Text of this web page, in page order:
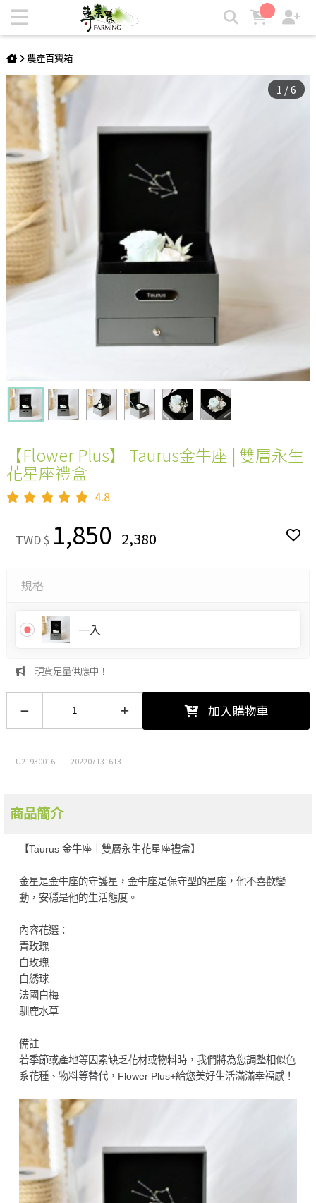
【Flower Plus】 Taurus金牛座 | 雙層永生花星座禮盒 | 專業農
農產百寶箱
1 /6
【Flower Plus】 Taurus金牛座 | 雙層永生
花星座禮盒
4.8
TWD $ 1,850 2,380
規格
一入
現貨足量供應中！
加入購物車
U21930016 202207131613
商品簡介
【Taurus 金牛座｜雙層永生花星座禮盒】
金星是金牛座的守護星，金牛座是保守型的星座，他不喜歡變
動，安穩是他的生活態度。
內容花選：
青玫瑰
白玫瑰
白綉球
法國白梅
馴鹿水草
備註
若季節或產地等因素缺乏花材或物料時，我們將為您調整相似色
系花種、物料等替代，Flower Plus+給您美好生活滿滿幸福感！